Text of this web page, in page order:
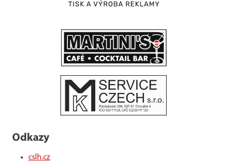
Odkazy
cslh.cz